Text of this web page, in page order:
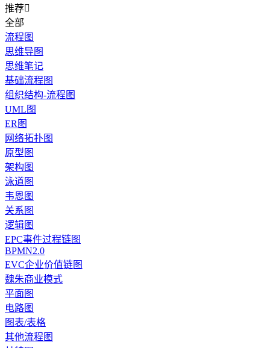
推荐
全部
流程图
思维导图
思维笔记
基础流程图
组织结构-流程图
UML图
ER图
网络拓扑图
原型图
架构图
泳道图
韦恩图
关系图
逻辑图
EPC事件过程链图
BPMN2.0
EVC企业价值链图
魏朱商业模式
平面图
电路图
图表/表格
其他流程图